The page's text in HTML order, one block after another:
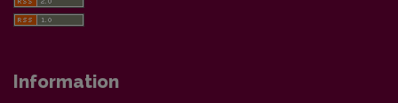
Information